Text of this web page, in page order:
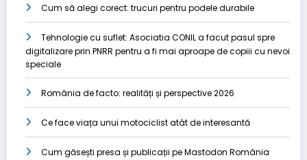
Cum să alegi corect: trucuri pentru podele durabile
Tehnologie cu suflet: Asociatia CONIL a facut pasul spre
digitalizare prin PNRR pentru a fi mai aproape de copiii cu nevoi
speciale
România de facto: realități și perspective 2026
Ce face viața unui motociclist atât de interesantă
Cum găsești presa și publicații pe Mastodon România